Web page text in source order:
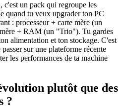
c'est un pack qui regroupe les
quand tu veux upgrader ton PC
: processeur + carte mère (un
+ RAM (un "Trio"). Tu gardes
alimentation et ton stockage. C'est
sur une plateforme récente
les performances de ta machine
plutôt que des
?